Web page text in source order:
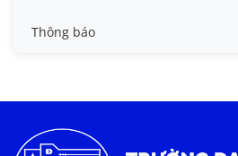
Tin đào tạo
Tin tức chung
Thông báo